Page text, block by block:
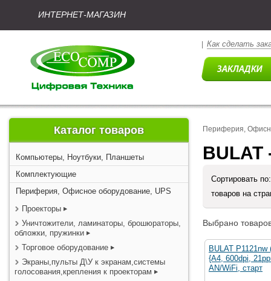
ИНТЕРНЕТ-МАГАЗИН
Как сделать
Каталог товаров
Компьютеры, Ноутбуки, Планшеты
Комплектующие
Периферия, Офисное оборудование, UPS
Проекторы
Уничтожители, ламинаторы, брошюраторы,
обложки, пружинки
Торговое оборудование
Экраны,пульты Д\У к экранам,системы
голосования,крепления к проекторам
Периферия,
Сортировать
товаров на
Выбрано
BULAT
{A4, 600dpi,
AN/WiFi, старт